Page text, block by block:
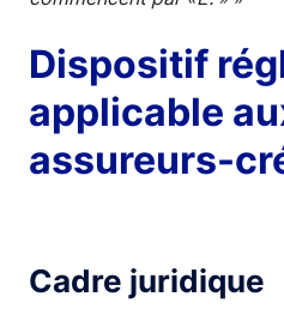
Dispositif
applicable
assureurs-
Cadre juridique